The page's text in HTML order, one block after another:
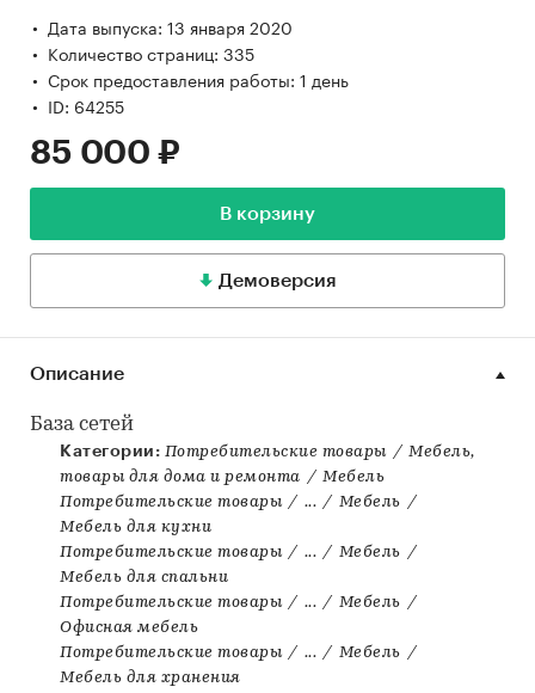
Дата выпуска: 13 января 2020
Количество страниц: 335
Срок предоставления работы: 1 день
ID: 64255
85 000 ₽
В корзину
Демоверсия
Описание
База сетей
Категории: Потребительские товары / Мебель,
товары для дома и ремонта / Мебель
Потребительские товары / ... / Мебель /
Мебель для кухни
Потребительские товары / ... / Мебель /
Мебель для спальни
Потребительские товары / ... / Мебель /
Офисная мебель
Потребительские товары / ... / Мебель /
Мебель для хранения